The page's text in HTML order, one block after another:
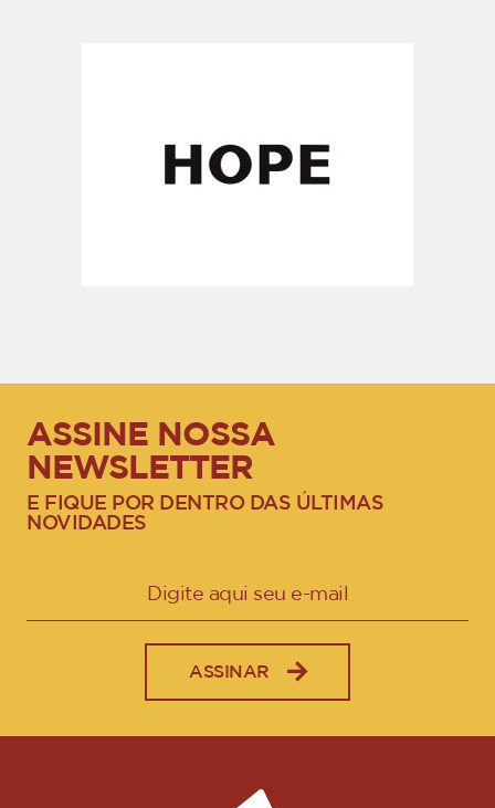
ASSINE NOSSA
NEWSLETTER
E FIQUE POR DENTRO DAS ÚLTIMAS
NOVIDADES
ASSINAR